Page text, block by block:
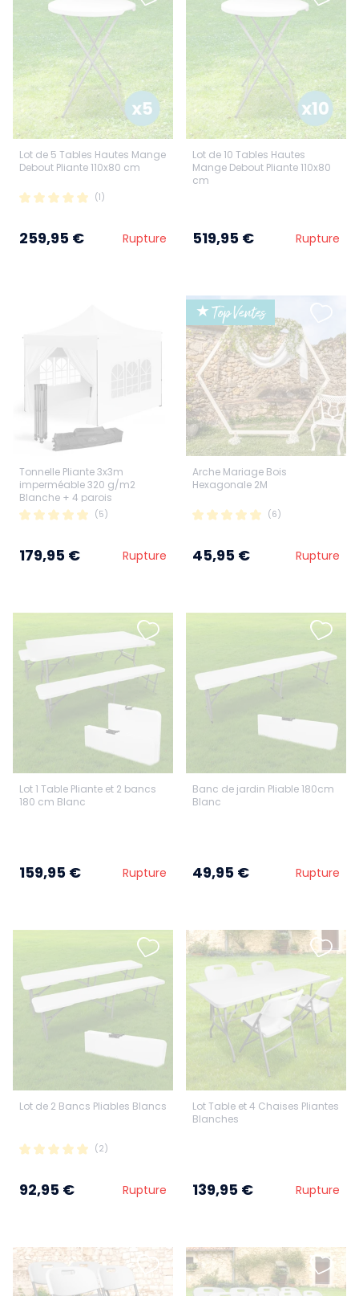
Lot de 5 Tables Hautes Mange
Debout Pliante 110x80 cm
(1)
259,95 € Rupture
Lot de 10 Tables Hautes
Mange Debout Pliante 110x80
cm
519,95 € Rupture
Tonnelle Pliante 3x3m
imperméable 320 g/m2
Blanche + 4 parois
(5)
179,95 € Rupture
Arche Mariage Bois
Hexagonale 2M
(6)
45,95 € Rupture
★ Top Ventes
Lot 1 Table Pliante et 2 bancs
180 cm Blanc
159,95 € Rupture
Banc de jardin Pliable 180cm
Blanc
49,95 € Rupture
Lot de 2 Bancs Pliables Blancs
(2)
92,95 € Rupture
Lot Table et 4 Chaises Pliantes
Blanches
139,95 € Rupture